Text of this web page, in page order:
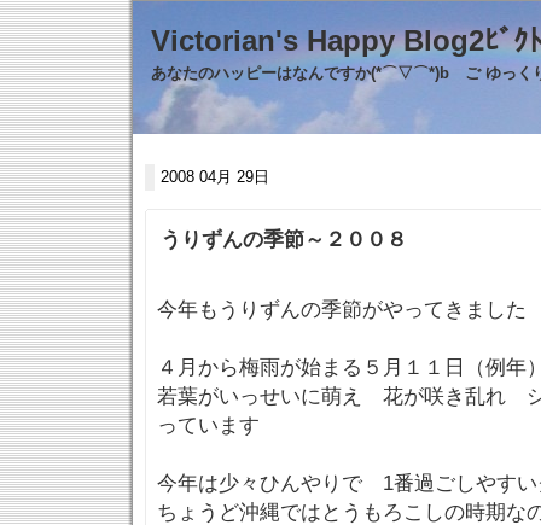
Victorian's Happy
あなたのハッピーはなんですか(*⌒▽⌒*)b ご ゆっく
2008 04月 29日
うりずんの季節～２００８
今年もうりずんの季節がやってきました
４月から梅雨が始まる５月１１日（例年
若葉がいっせいに萌え 花が咲き乱れ
っています
今年は少々ひんやりで 1番過ごしやすい
ちょうど沖縄ではとうもろこしの時期な